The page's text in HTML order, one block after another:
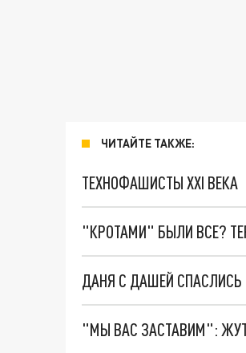
ЧИТАЙТЕ ТАКЖЕ:
ТЕХНОФАШИСТЫ XXI ВЕКА
"КРОТАМИ" БЫЛИ ВСЕ?
ДАНЯ С ДАШЕЙ